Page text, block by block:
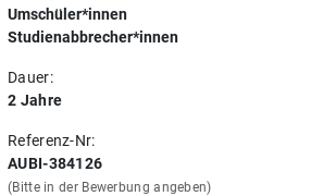
Umschüler*innen
Studienabbrecher*innen
Dauer:
2 Jahre
Referenz-Nr:
AUBI-384126
(Bitte in der Bewerbung angeben)